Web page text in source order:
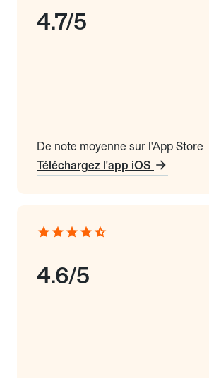
4.7/5
De note moyenne sur l'App Store
Téléchargez l'app iOS
4.6/5